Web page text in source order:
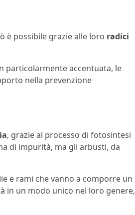
è possibile grazie alle loro radici
particolarmente accentuata, le
nella prevenzione
, grazie al processo di fotosintesi
di impurità, ma gli arbusti, da
e rami che vanno a comporre un
in un modo unico nel loro genere,